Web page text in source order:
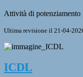
Attività di
Ultima revisione il 21-04-
ICDL